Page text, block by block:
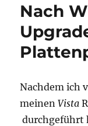
Nach
Nachdem ich
meinenVista
durchgeführt